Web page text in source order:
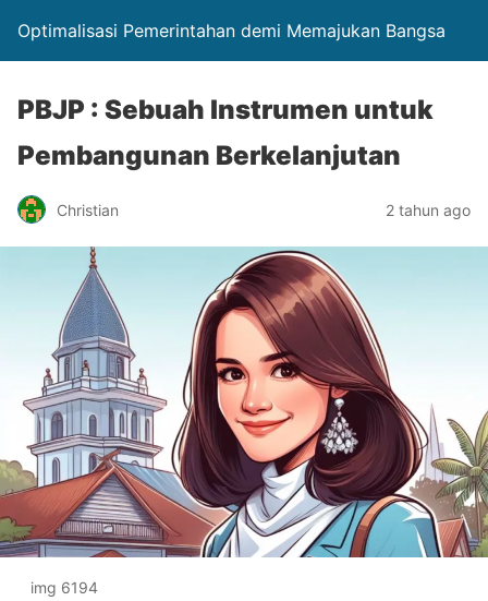
Optimalisasi Pemerintahan demi Memajukan Bangsa
PBJP : Sebuah Instrumen untuk
Pembangunan Berkelanjutan
Christian 2 tahun ago
img 6194